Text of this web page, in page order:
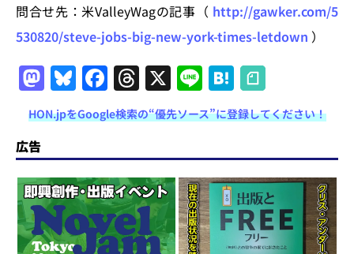
問合せ先：米ValleyWagの記事（ http://gawker.com/5
530820/steve-jobs-big-new-york-times-letdown ）
M
a
st
o
d
o
n
Bl
u
e
s
k
y
F
a
c
e
b
o
o
T
h
re
a
d
s
X Li
n
e
H
at
e
n
a
HON.jpをGoogle検索の“優先ソース”に登録してください！
広告